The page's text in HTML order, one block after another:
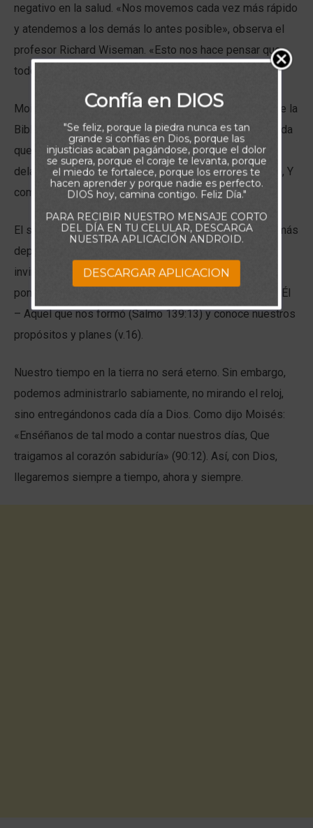
negativo en la salud. «Nos movemos cada vez más rápido
y atendemos a los demás lo antes posible», observa el
profesor Richard Wiseman. «Esto nos hace pensar que
todo tiene que ocurrir inmediatamente».
Moisés es autor de uno de los salmos más antiguos de la
Biblia, en el que reflexiona sobre el tiempo. Nos recuerda
que Dios controla el ritmo de la vida. «Porque mil años
delante de tus ojos · Son como el día de ayer, que pasó, Y
como una de las vigilias de la noche.» (Salmo 90 4).
El secreto de la gestión del tiempo, por tanto, no es ir más
deprisa o más despacio. Es permanecer en Dios
invirtiendo más tiempo con Él. De este modo, nos
ponemos en sintonía con los demás, pero primero con Él
– Aquel que nos formó (Salmo 139:13) y conoce nuestros
propósitos y planes (v.16).
Nuestro tiempo en la tierra no será eterno. Sin embargo,
podemos administrarlo sabiamente, no mirando el reloj,
sino entregándonos cada día a Dios. Como dijo Moisés:
«Enséñanos de tal modo a contar nuestros días, Que
traigamos al corazón sabiduría» (90:12). Así, con Dios,
llegaremos siempre a tiempo, ahora y siempre.
Confía en DIOS
"Se feliz, porque la piedra nunca es tan
grande si confías en Dios, porque las
injusticias acaban pagándose, porque el dolor
se supera, porque el coraje te levanta, porque
el miedo te fortalece, porque los errores te
hacen aprender y porque nadie es perfecto.
DIOS hoy, camina contigo. Feliz Día."
PARA RECIBIR NUESTRO MENSAJE CORTO
DEL DÍA EN TU CELULAR, DESCARGA
NUESTRA APLICACIÓN ANDROID.
DESCARGAR APLICACION